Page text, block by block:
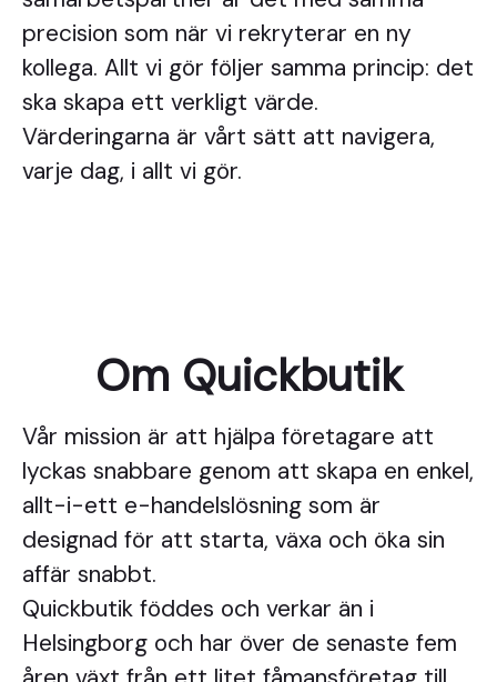
precision som när vi rekryterar en ny
kollega. Allt vi gör följer samma princip: det
ska skapa ett verkligt värde.
Värderingarna är vårt sätt att navigera,
varje dag, i allt vi gör.
Om Quickbutik
Vår mission är att hjälpa företagare att
lyckas snabbare genom att skapa en enkel,
allt-i-ett e-handelslösning som är
designad för att starta, växa och öka sin
affär snabbt.
Quickbutik föddes och verkar än i
Helsingborg och har över de senaste fem